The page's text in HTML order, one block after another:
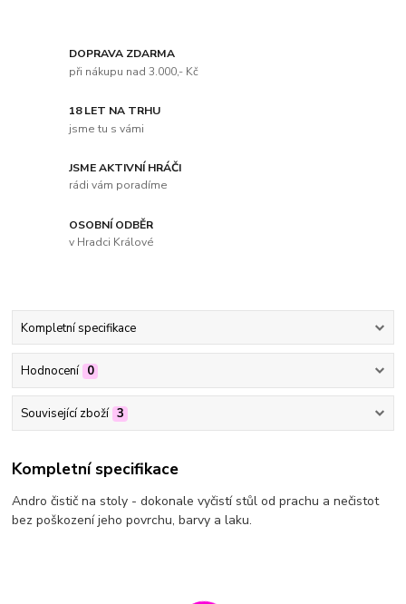
DOPRAVA ZDARMA
při nákupu nad 3.000,- Kč
18 LET NA TRHU
jsme tu s vámi
JSME AKTIVNÍ HRÁČI
rádi vám poradíme
OSOBNÍ ODBĚR
v Hradci Králové
Kompletní specifikace
Hodnocení 0
Související zboží 3
Kompletní specifikace
Andro čistič na stoly - dokonale vyčistí stůl od prachu a nečistot
bez poškození jeho povrchu, barvy a laku.